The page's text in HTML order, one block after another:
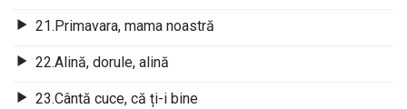
21.Primavara, mama noastră
22.Alină, dorule, alină
23.Cântă cuce, că ți-i bine